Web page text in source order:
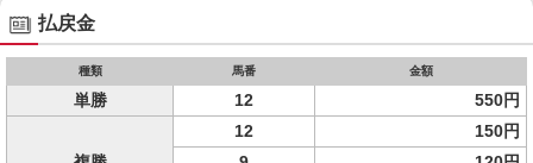
払戻金
種類 馬番 金額
単勝 12 550円
12
150円